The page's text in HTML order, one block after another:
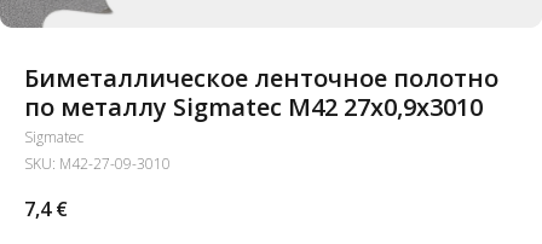
Биметаллическое ленточное полотно
по металлу Sigmatec M42 27x0,9x3010
Sigmatec
SKU: M42-27-09-3010
7,4 €